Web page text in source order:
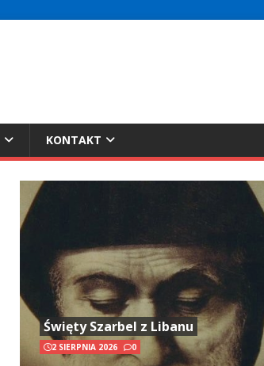
KONTAKT
Święty Szarbel z Libanu
2 SIERPNIA 2026 0